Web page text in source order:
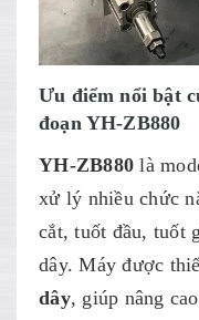
Ưu điểm nổi bật
đoạn YH-ZB880
YH-ZB880 là
xử lý nhiều chức
cắt, tuốt đầu, tuốt
dây. Máy được
dây, giúp nâng